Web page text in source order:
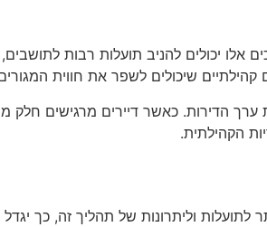
יכולים להניב תועלות רבות לתושבים,
שיכולים לשפר את חווית
הדירות. כאשר דיירים מרגישים חלק
הקהילתית.
וליתרונות של תהליך זה, כך יגדל